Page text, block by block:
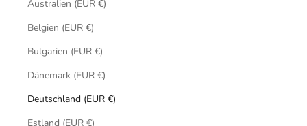
Australien (EUR €)
Belgien (EUR €)
Bulgarien (EUR €)
Dänemark (EUR €)
Deutschland (EUR €)
Estland (EUR €)